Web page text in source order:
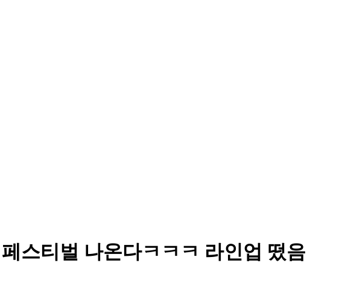
스티벌 나온다ㅋㅋㅋ 라인업 떴음